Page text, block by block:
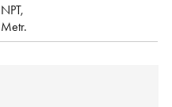
NPT,
Metr.